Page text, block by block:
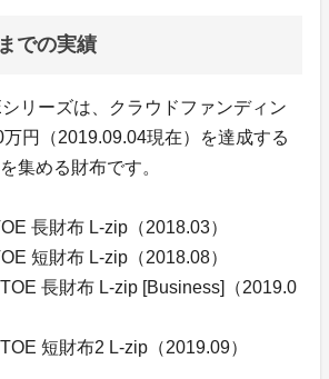
での実績
リーズは、クラウドファンディン
円（2019.09.04現在）を達成する
集める財布です。
長財布 L-zip（2018.03）
短財布 L-zip（2018.08）
長財布 L-zip [Business]（2019.0
短財布2 L-zip（2019.09）